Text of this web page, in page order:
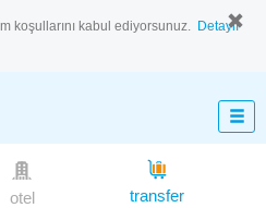
koşullarını kabul ediyorsunuz. Detaylı
otel transfer